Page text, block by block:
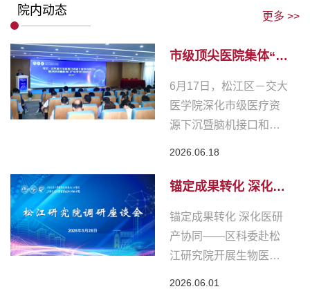
院内动态 更多 >>
市级顶尖医院集体“下
6月17日，松江区－交大
医学院深化市级医疗资
源下沉暨脑机接口和医
海未来产业布局部署要
事业高质量发展需求与
上海交通大学医学院附
属松江医院三甲创建核
心目标，集中落地一批
2026.06.18
锚定成果转化 深化医
委...
锚定成果转化 深化医研
产协同——区科委赴松
江研究院开展生物医药
2026.06.01